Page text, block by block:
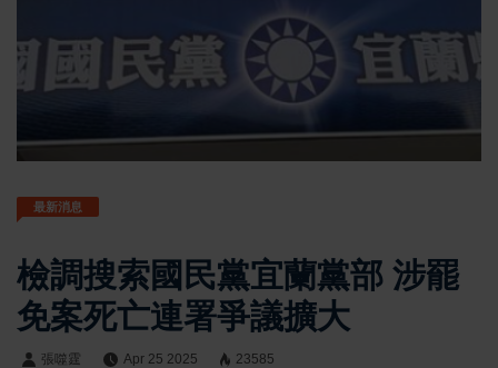
最新消息
檢調搜索國民黨宜蘭黨部 涉罷
免案死亡連署爭議擴大
張噬霆 Apr 25 2025 23585